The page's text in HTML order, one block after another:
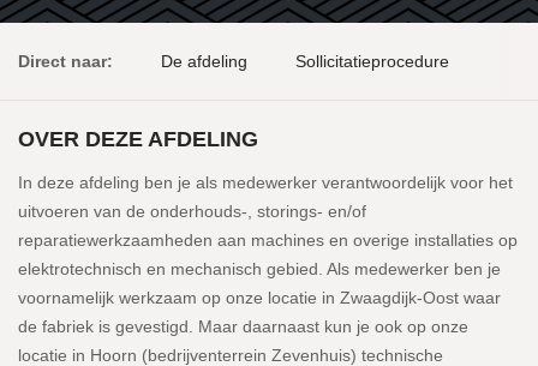
Direct naar: De afdeling Sollicitatieprocedure
OVER DEZE AFDELING
In deze afdeling ben je als medewerker verantwoordelijk voor het
uitvoeren van de onderhouds-, storings- en/of
reparatiewerkzaamheden aan machines en overige installaties op
elektrotechnisch en mechanisch gebied. Als medewerker ben je
voornamelijk werkzaam op onze locatie in Zwaagdijk-Oost waar
de fabriek is gevestigd. Maar daarnaast kun je ook op onze
locatie in Hoorn (bedrijventerrein Zevenhuis) technische